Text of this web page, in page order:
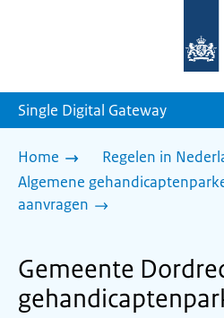
homepage
Single Digital Gateway
Home
Regelen in
Algemene
aanvragen
Gemeente